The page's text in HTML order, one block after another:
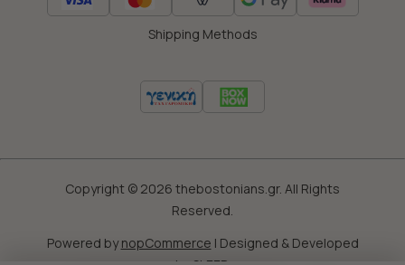
Shipping Methods
Copyright © 2026 thebostonians.gr. All Rights
Reserved.
Powered bynopCommerce | Designed & Developed